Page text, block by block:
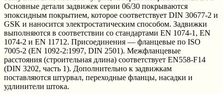
Основные детали задвижек серии 06/30 покрываются
эпоксидным покрытием, которое соответствует DIN 30677-2 и
GSK и наносится электростатическим способом. Задвижки
выполняются в соответствии со стандартами EN 1074-1, EN
1074-2 и EN 11712. Присоединения — фланцевые по ISO
7005-2 (EN 1092-2:1997, DIN 2501). Межфланцевые
расстояния (строительная длина) соответствует EN558-F14
(DIN 3202, часть 1). Дополнительно к задвижкам
поставляются штурвал, переходные фланцы, насадки и
удлинители штока.